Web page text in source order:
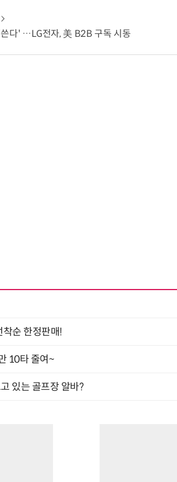
다' …LG전자, 美 B2B 구독 시동
순 한정판매!
10타 줄여~
있는 골프장 알바?